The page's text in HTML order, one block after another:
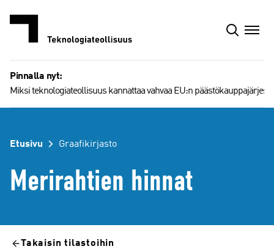
Pinnalla nyt:
Miksi teknologiateollisuus kannattaa vahvaa EU:n
Etusivu Graafikirjasto
Merirahtien hinnat
Takaisin tilastoihin